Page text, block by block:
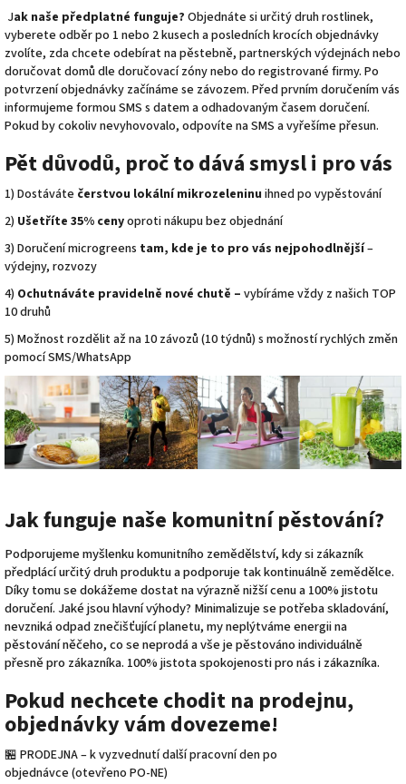
Jak naše předplatné funguje? Objednáte si určitý druh rostlinek,
vyberete odběr po 1 nebo 2 kusech a posledních krocích objednávky
zvolíte, zda chcete odebírat na pěstebně, partnerských výdejnách nebo
doručovat domů dle doručovací zóny nebo do registrované firmy. Po
potvrzení objednávky začínáme se závozem. Před prvním doručením vás
informujeme formou SMS s datem a odhadovaným časem doručení.
Pokud by cokoliv nevyhovovalo, odpovíte na SMS a vyřešíme přesun.
Pět důvodů, proč to dává smysl i pro vás
1) Dostáváte čerstvou lokální mikrozeleninu ihned po vypěstování
2) Ušetříte 35% cenyoproti nákupu bez objednání
3) Doručení microgreens tam, kde je to pro vás nejpohodlnější–
výdejny, rozvozy
4) Ochutnáváte pravidelně nové chutě – vybíráme vždy z našich TOP
10 druhů
5) Možnost rozdělit až na 10 závozů (10 týdnů) s možností rychlých změn
pomocí SMS/WhatsApp
Jak funguje naše komunitní pěstování?
Podporujeme myšlenku komunitního zemědělství, kdy si zákazník
předplácí určitý druh produktu a podporuje tak kontinuálně zemědělce.
Díky tomu se dokážeme dostat na výrazně nižší cenu a 100% jistotu
doručení. Jaké jsou hlavní výhody? Minimalizuje se potřeba skladování,
nevzniká odpad znečišťující planetu, my neplýtváme energii na
pěstování něčeho, co se neprodá a vše je pěstováno individuálně
přesně pro zákazníka. 100% jistota spokojenosti pro nás i zákazníka.
Pokud nechcete chodit na prodejnu,
objednávky vám dovezeme!
🏪 PRODEJNA – k vyzvednutí další pracovní den po
objednávce (otevřeno PO-NE)